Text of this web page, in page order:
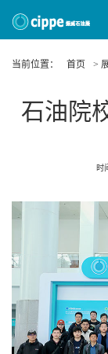
当前位置：
首页 >
石油院
时